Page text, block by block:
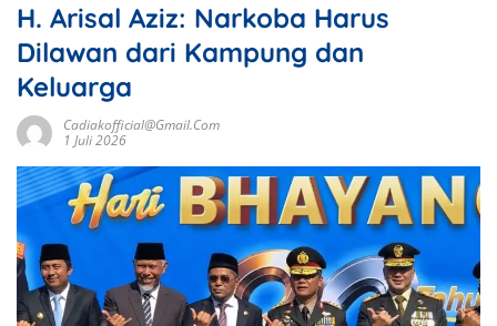
H. Arisal Aziz: Narkoba Harus
Dilawan dari Kampung dan
Keluarga
Cadiakofficial@gmail.com
1 Juli 2026